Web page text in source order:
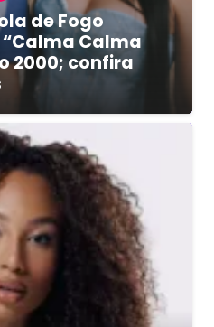
de Fogo
Calma
2000; confira